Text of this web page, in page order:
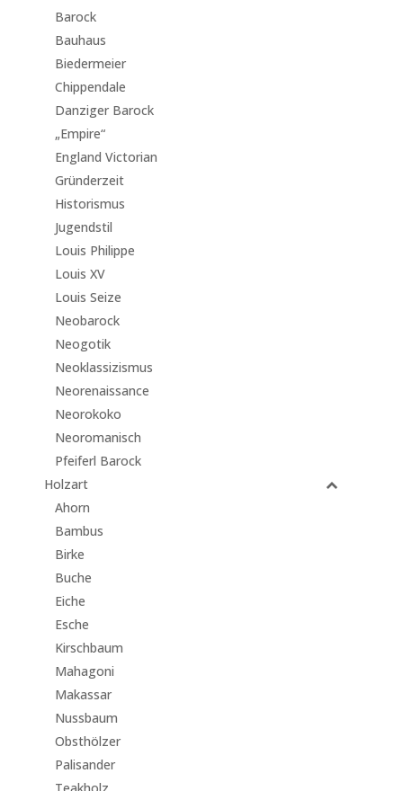
Barock
Bauhaus
Biedermeier
Chippendale
Danziger Barock
„Empire“
England Victorian
Gründerzeit
Historismus
Jugendstil
Louis Philippe
Louis XV
Louis Seize
Neobarock
Neogotik
Neoklassizismus
Neorenaissance
Neorokoko
Neoromanisch
Pfeiferl Barock
Holzart
Ahorn
Bambus
Birke
Buche
Eiche
Esche
Kirschbaum
Mahagoni
Makassar
Nussbaum
Obsthölzer
Palisander